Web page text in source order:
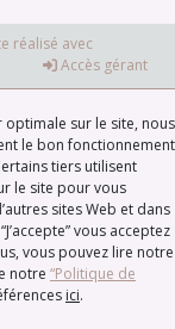
réalisé avec
Accès gérant
sur le site, nous
le bon fonctionnement
tiers utilisent
le site pour vous
sites Web et dans
vous acceptez
vous pouvez lire notre
notre “Politique de
ici.